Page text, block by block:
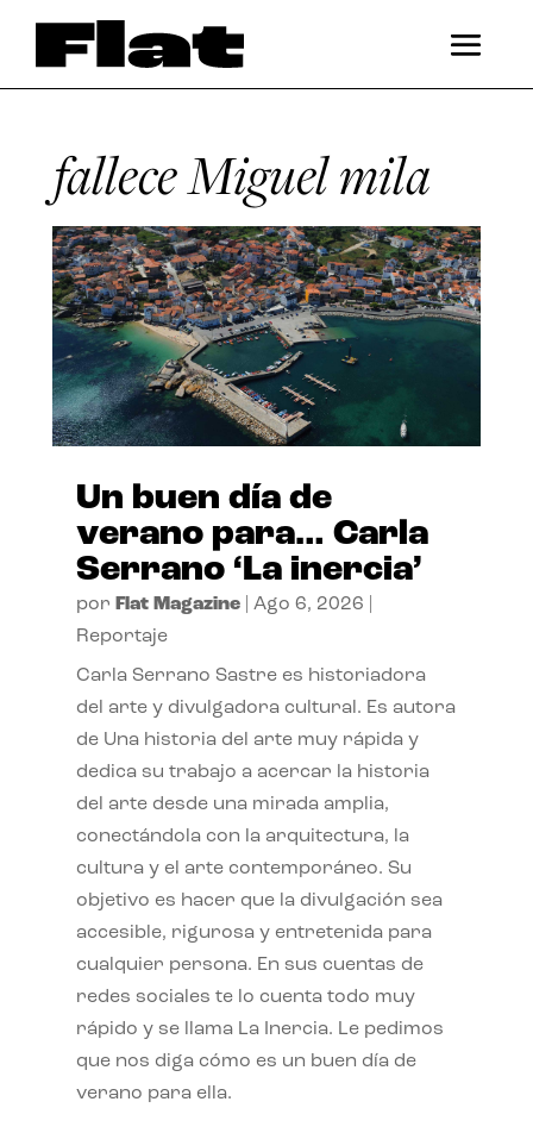
fallece Miguel mila
Un buen día de
verano para… Carla
Serrano ‘La inercia’
por Flat Magazine| Ago 6, 2026
Reportaje
Carla Serrano Sastre es historiadora
del arte y divulgadora cultural. Es autora
de Una historia del arte muy rápida y
dedica su trabajo a acercar la historia
del arte desde una mirada amplia,
conectándola con la arquitectura, la
cultura y el arte contemporáneo. Su
objetivo es hacer que la divulgación sea
accesible, rigurosa y entretenida para
cualquier persona. En sus cuentas de
redes sociales te lo cuenta todo muy
rápido y se llama La Inercia. Le pedimos
que nos diga cómo es un buen día de
verano para ella.